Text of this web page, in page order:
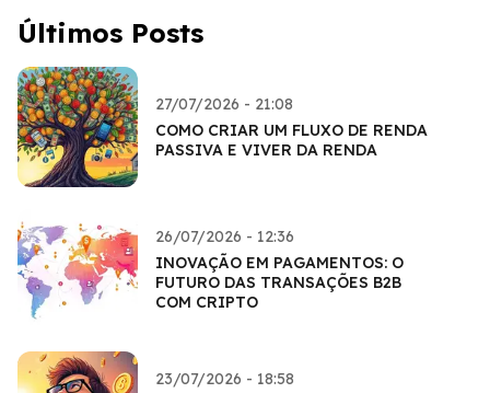
Últimos Posts
27/07/2026 - 21:08
COMO CRIAR UM FLUXO DE RENDA
PASSIVA E VIVER DA RENDA
26/07/2026 - 12:36
INOVAÇÃO EM PAGAMENTOS: O
FUTURO DAS TRANSAÇÕES B2B
COM CRIPTO
23/07/2026 - 18:58